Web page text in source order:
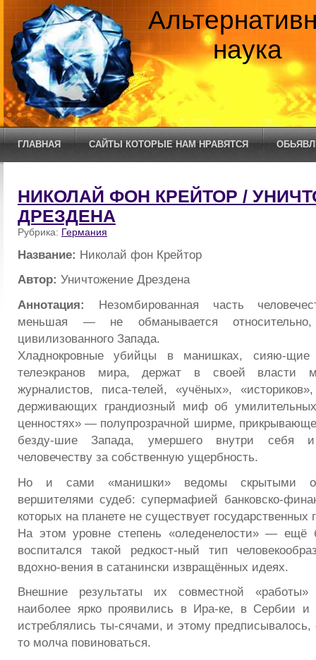
наука
ГЛАВНАЯ САЙТЫ КОТОРЫЕ НАМ НРАВЯТСЯ
НИКОЛАЙ ФОН КРЕЙТОР /
ДРЕЗДЕНА
Рубрика: Германия
Название: Николай фон Крейтор
Автор: Уничтожение Дрездена
Аннотация: Незомбированная часть
меньшая — не обманывается относительно,
цивилизованного Запада.
Хладнокровные убийцы в манишках, сияю-
телеэкранов мира, держат в своей власти
журналистов, писа-телей, «учёных»,
держивающих грандиозный миф об умилительных
ценностях» — полупрозрачной ширме,
безду-шие Запада, умершего внутри себя
человечеству за собственную ущербность.
Но и сами «манишки» ведомы скрытыми
вершителями судеб: супермафией банковско-
которых на планете не существует государственных
На этом уровне степень «оледенелости» — ещё
воспитался такой редкост-ный тип
вдохно-вения в сатанински извращённых идеях.
Внешние результаты их совместной
наиболее ярко проявились в Ира-ке, в Сербии
истреблялись ты-сячами, и этому предписывалось,
то молча повиноваться.